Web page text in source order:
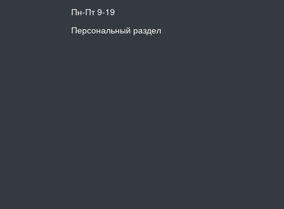
Пн-Пт 9-19
Персональный раздел